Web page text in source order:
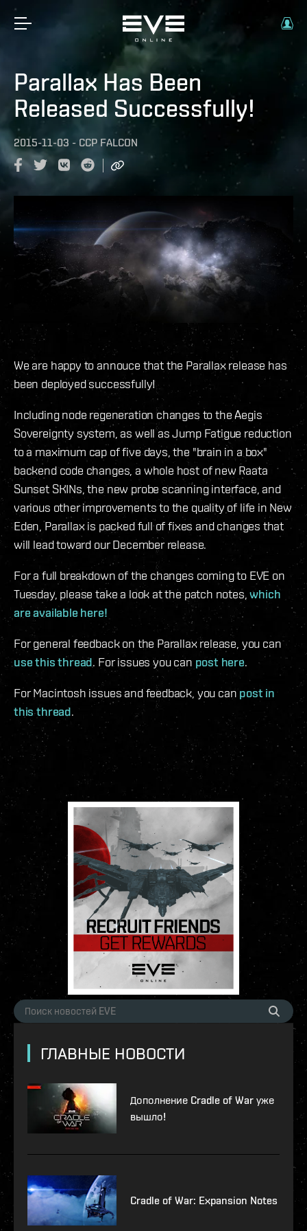
Parallax Has Been
Released Successfully!
2015-11-03 - CCP FALCON
We are happy to annouce that the Parallax release has
been deployed successfully!
Including node regeneration changes to the Aegis
Sovereignty system, as well as Jump Fatigue reduction
to a maximum cap of five days, the "brain in a box"
backend code changes, a whole host of new Raata
Sunset SKINs, the new probe scanning interface, and
various other improvements to the quality of life in New
Eden, Parallax is packed full of fixes and changes that
will lead toward our December release.
For a full breakdown of the changes coming to EVE on
Tuesday, please take a look at the patch notes,which
are available here!
For general feedback on the Parallax release, you can
use this thread. For issues you can post here.
For Macintosh issues and feedback, you can post in
this thread.
ГЛАВНЫЕ НОВОСТИ
Дополнение Cradle of War уже
вышло!
Cradle of War: Expansion Notes